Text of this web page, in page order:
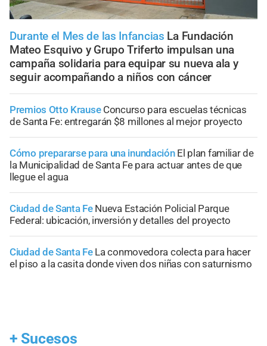
Durante el Mes de las Infancias La Fundación
Mateo Esquivo y Grupo Triferto impulsan una
campaña solidaria para equipar su nueva ala y
seguir acompañando a niños con cáncer
Premios Otto Krause Concurso para escuelas técnicas
de Santa Fe: entregarán $8 millones al mejor proyecto
Cómo prepararse para una inundación El plan familiar de
la Municipalidad de Santa Fe para actuar antes de que
llegue el agua
Ciudad de Santa Fe Nueva Estación Policial Parque
Federal: ubicación, inversión y detalles del proyecto
Ciudad de Santa Fe La conmovedora colecta para hacer
el piso a la casita donde viven dos niñas con saturnismo
+ Sucesos